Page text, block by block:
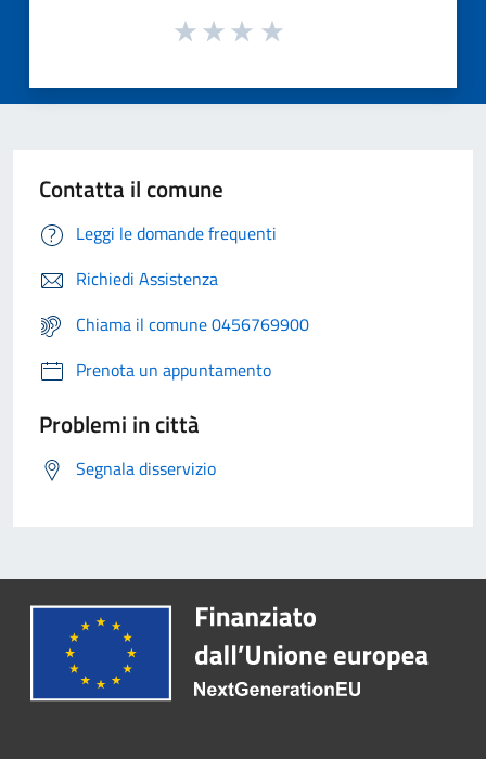
Contatta il comune
Leggi le domande frequenti
Richiedi Assistenza
Chiama il comune 0456769900
Prenota un appuntamento
Problemi in città
Segnala disservizio